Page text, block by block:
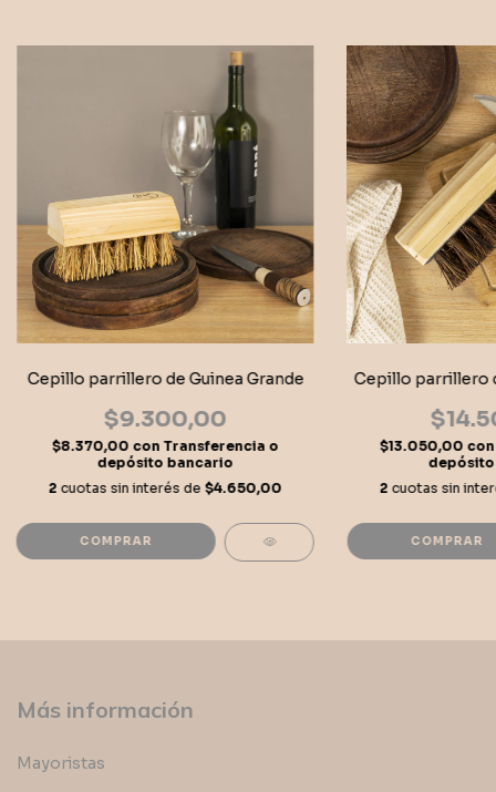
Cepillo parrillero de Guinea Grande
$9.300,00
$8.370,00 con Transferencia o
depósito bancario
2 cuotas sin interés de $4.650,00
Cepillo parrillero
$13.050,00 con
2 cuotas sin
Más información
Mayoristas